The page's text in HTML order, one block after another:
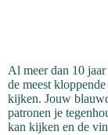
Al meer dan 10
de meest
kijken. Jouw
patronen je
kan kijken en de